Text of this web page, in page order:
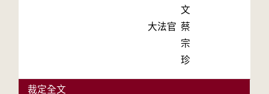
文
大法官 蔡
宗
珍
裁定全文